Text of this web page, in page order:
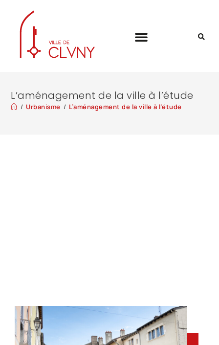
L’aménagement de la ville à l’étude
/ Urbanisme / L’aménagement de la ville à l’étude